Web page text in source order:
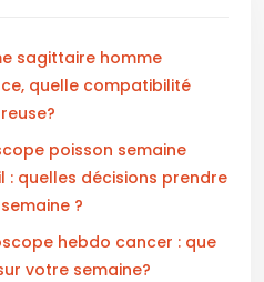
sagittaire homme
quelle compatibilité
poisson semaine
: quelles décisions prendre
?
hebdo cancer : que
votre semaine?